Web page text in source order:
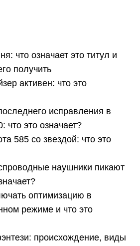
что означает это титул и
получить
активен: что это
исправления в
что это означает?
585 со звездой: что это
наушники пикают
оптимизацию в
режиме и что это
происхождение, виды